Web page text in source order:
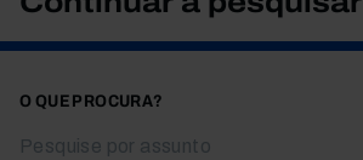
O QUE PROCURA?